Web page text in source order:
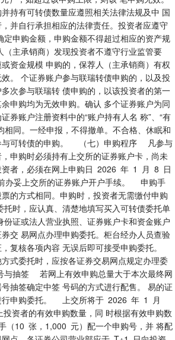
持有可转债数量应遵照相关法律法规及中 国
并自行承担相应的法律责任。投资者应遵守
定申购金额，申购金额不得超过相应的资产规
（主承销商）发现投资者不遵守行业监管要
资金规模 申购的，保荐人（主承销商）有权
。 个证券账户参与联瑞转债申购的，以及投
次参与联瑞转 债申购的，以该投资者的第一
申购均为无效申购。确认 多个证券账户为同
券账户注册资料中的“账户持有人名 称”、“有
相同。一经申报，不得撤单。不合格、休眠和
与可转债的申购。 （七）申购程序 凡参与
申购时必须持有上交所的证券账户卡，尚未
资者，必须在网上申购日 2026 年 1 月 8 日
办妥上交所的证券账户开户手续。 申购手
的方式相同。申购时，投资者无需缴付申购
时，应认真、清楚地填写买入可转债委托单
份证或法人营业执照、证券账户卡和资金账户
交 易网点办理申购委托。柜台经办人员查验
复核各项内容 无误后即可接受申购委托。
式委托时，应按各证券交易网点规定办理委
抽签 若网上有效申购总量大于本次最终网
抽签确定中签 号码的方式进行配售。 易的证
行申购委托。 上交所将于 2026 年 1 月
资者的有效申购数量，同 时根据有效申购数
（10 张，1,000 元）配一个申购号，并 将配